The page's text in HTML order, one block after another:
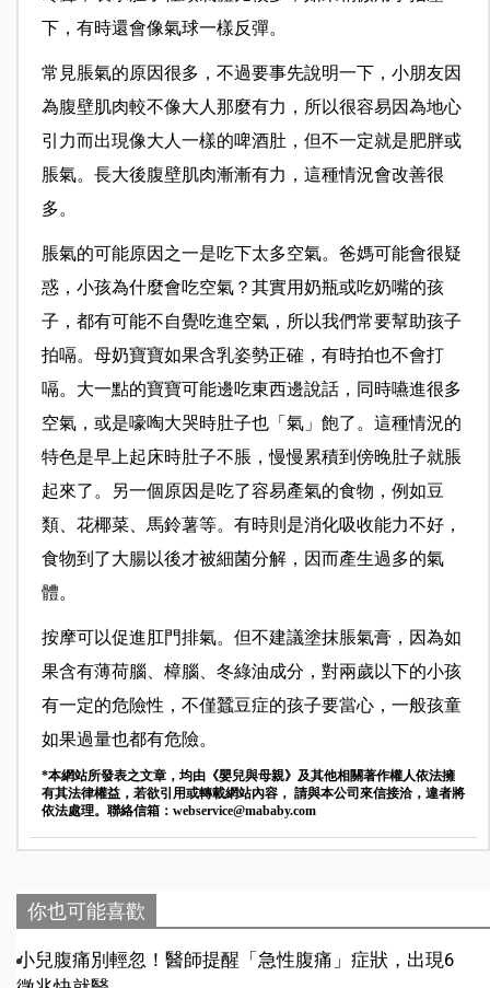
下，有時還會像氣球一樣反彈。
常見脹氣的原因很多，不過要事先說明一下，小朋友因
為腹壁肌肉較不像大人那麼有力，所以很容易因為地心
引力而出現像大人一樣的啤酒肚，但不一定就是肥胖或
脹氣。長大後腹壁肌肉漸漸有力，這種情況會改善很
多。
脹氣的可能原因之一是吃下太多空氣。爸媽可能會很疑
惑，小孩為什麼會吃空氣？其實用奶瓶或吃奶嘴的孩
子，都有可能不自覺吃進空氣，所以我們常要幫助孩子
拍嗝。母奶寶寶如果含乳姿勢正確，有時拍也不會打
嗝。大一點的寶寶可能邊吃東西邊說話，同時嚥進很多
空氣，或是嚎啕大哭時肚子也「氣」飽了。這種情況的
特色是早上起床時肚子不脹，慢慢累積到傍晚肚子就脹
起來了。另一個原因是吃了容易產氣的食物，例如豆
類、花椰菜、馬鈴薯等。有時則是消化吸收能力不好，
食物到了大腸以後才被細菌分解，因而產生過多的氣
體。
按摩可以促進肛門排氣。但不建議塗抹脹氣膏，因為如
果含有薄荷腦、樟腦、冬綠油成分，對兩歲以下的小孩
有一定的危險性，不僅蠶豆症的孩子要當心，一般孩童
如果過量也都有危險。
*本網站所發表之文章，均由《嬰兒與母親》及其他相關著作權人依法擁
有其法律權益，若欲引用或轉載網站內容， 請與本公司來信接洽，違者將
依法處理。聯絡信箱： webservice@mababy.com
你也可能喜歡
小兒腹痛別輕忽！醫師提醒「急性腹痛」症狀，出現6